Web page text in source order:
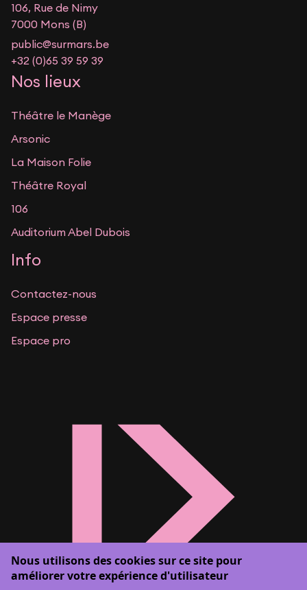
106, Rue de Nimy
7000 Mons (B)
public@surmars.be
+32 (0)65 39 59 39
Nos lieux
Théâtre le Manège
Arsonic
La Maison Folie
Théâtre Royal
106
Auditorium Abel Dubois
Info
Contactez-nous
Espace presse
Espace pro
Nous utilisons des cookies sur ce site pour
améliorer votre expérience d'utilisateur